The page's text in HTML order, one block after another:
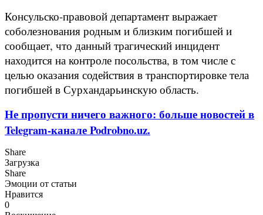
Консульско-правовой департамент выражает
соболезнования родным и близким погибшей и
сообщает, что данный трагический инцидент
находится на контроле посольства, в том числе с
целью оказания содействия в транспортировке тела
погибшей в Сурхандарьинскую область.
Не пропусти ничего важного: больше новостей в
Telegram-канале Podrobno.uz.
Share
Загрузка
Share
Эмоции от статьи
Нравится
0